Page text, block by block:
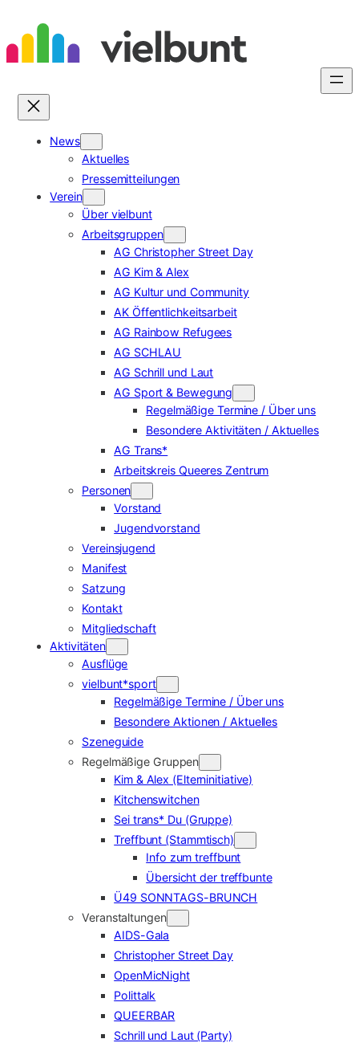
Inhalt
springen
News
Aktuelles
Pressemitteilungen
Verein
Über vielbunt
Arbeitsgruppen
AG Christopher Street Day
AG Kim & Alex
AG Kultur und Community
AK Öffentlichkeitsarbeit
AG Rainbow Refugees
AG SCHLAU
AG Schrill und Laut
AG Sport & Bewegung
Regelmäßige Termine / Über uns
Besondere Aktivitäten / Aktuelles
AG Trans*
Arbeitskreis Queeres Zentrum
Personen
Vorstand
Jugendvorstand
Vereinsjugend
Manifest
Satzung
Kontakt
Mitgliedschaft
Aktivitäten
Ausflüge
vielbunt*sport
Regelmäßige Termine / Über uns
Besondere Aktionen / Aktuelles
Szeneguide
Regelmäßige Gruppen
Kim & Alex (Elterninitiative)
Kitchenswitchen
Sei trans* Du (Gruppe)
Treffbunt (Stammtisch)
Info zum treffbunt
Übersicht der treffbunte
Ü49 SONNTAGS-BRUNCH
Veranstaltungen
AIDS-Gala
Christopher Street Day
OpenMicNight
Polittalk
QUEERBAR
Schrill und Laut (Party)